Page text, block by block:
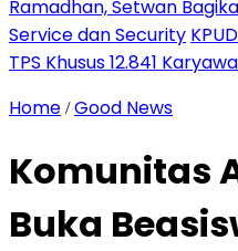
Ramadhan, Setwan
Service dan Security
TPS Khusus 12.841
Home /Good News
Komunitas
Buka